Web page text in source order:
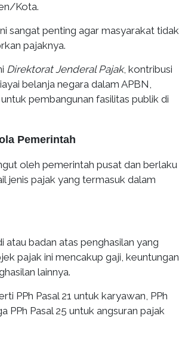
Kota.
sangat penting agar masyarakat tidak
pajaknya.
Direktorat Jenderal Pajak, kontribusi
belanja negara dalam APBN,
pembangunan fasilitas publik di
Pemerintah
oleh pemerintah pusat dan berlaku
jenis pajak yang termasuk dalam
atau badan atas penghasilan yang
pajak ini mencakup gaji, keuntungan
lainnya.
PPh Pasal 21 untuk karyawan, PPh
PPh Pasal 25 untuk angsuran pajak